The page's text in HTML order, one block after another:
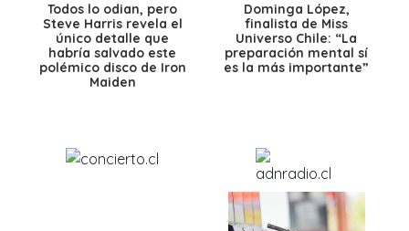
Todos lo odian, pero
Steve Harris revela el
único detalle que
habría salvado este
polémico disco de Iron
Maiden
Dominga López,
finalista de Miss
Universo Chile: “La
preparación mental sí
es la más importante”